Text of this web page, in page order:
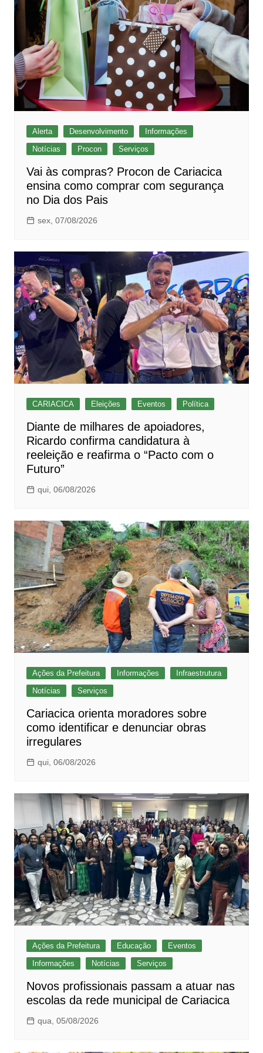
Alerta Desenvolvimento
Informações
Notícias
Procon Serviços
Vai às compras? Procon de Cariacica
ensina como comprar com segurança
no Dia dos Pais
sex, 07/08/2026
CARIACICA Eleições Eventos Política
Diante de milhares de apoiadores,
Ricardo confirma candidatura à
reeleição e reafirma o “Pacto com o
Futuro”
qui, 06/08/2026
Ações da Prefeitura Informações
Infraestrutura
Notícias
Serviços
Cariacica orienta moradores sobre
como identificar e denunciar obras
irregulares
qui, 06/08/2026
Ações da Prefeitura Educação
Eventos
Informações
Notícias Serviços
Novos profissionais passam a atuar nas
escolas da rede municipal de Cariacica
qua, 05/08/2026